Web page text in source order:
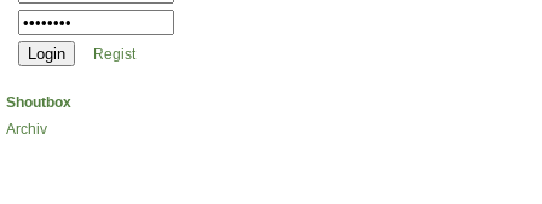
Regist
Shoutbox
Archiv